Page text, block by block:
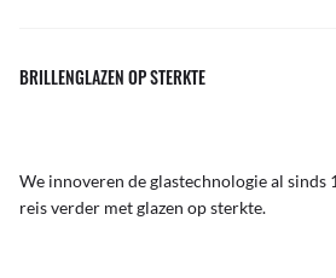
BRILLENGLAZEN OP STERKTE
We innoveren de glastechnologie al sinds
reis verder met glazen op sterkte.